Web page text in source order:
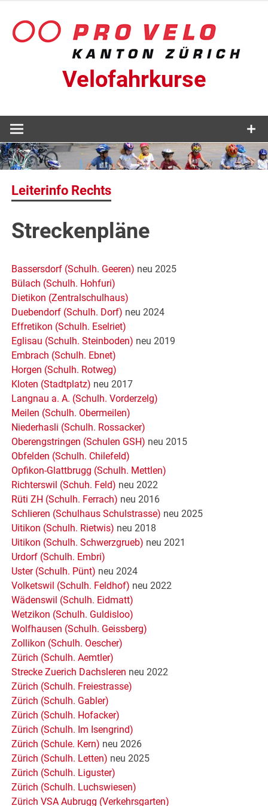
Inhalt
springen
Velofahrkurse
Leiterinfo Rechts
Streckenpläne
Bassersdorf (Schulh. Geeren) neu 2025
Bülach (Schulh. Hohfuri)
Dietikon (Zentralschulhaus)
Duebendorf (Schulh. Dorf) neu 2024
Effretikon (Schulh. Eselriet)
Eglisau (Schulh. Steinboden) neu 2019
Embrach (Schulh. Ebnet)
Horgen (Schulh. Rotweg)
Kloten (Stadtplatz) neu 2017
Langnau a. A. (Schulh. Vorderzelg)
Meilen (Schulh. Obermeilen)
Niederhasli (Schulh. Rossacker)
Oberengstringen (Schulen GSH) neu 2015
Obfelden (Schulh. Chilefeld)
Opfikon-Glattbrugg (Schulh. Mettlen)
Richterswil (Schuh. Feld) neu 2022
Rüti ZH (Schulh. Ferrach) neu 2016
Schlieren (Schulhaus Schulstrasse) neu 2025
Uitikon (Schulh. Rietwis) neu 2018
Uitikon (Schulh. Schwerzgrueb) neu 2021
Urdorf (Schulh. Embri)
Uster (Schulh. Pünt) neu 2024
Volketswil (Schulh. Feldhof) neu 2022
Wädenswil (Schulh. Eidmatt)
Wetzikon (Schulh. Guldisloo)
Wolfhausen (Schulh. Geissberg)
Zollikon (Schulh. Oescher)
Zürich (Schulh. Aemtler)
Strecke Zuerich Dachsleren neu 2022
Zürich (Schulh. Freiestrasse)
Zürich (Schulh. Gabler)
Zürich (Schulh. Hofacker)
Zürich (Schulh. Im Isengrind)
Zürich (Schule. Kern) neu 2026
Zürich (Schulh. Letten) neu 2025
Zürich (Schulh. Liguster)
Zürich (Schulh. Luchswiesen)
Zürich VSA Aubrugg (Verkehrsgarten)